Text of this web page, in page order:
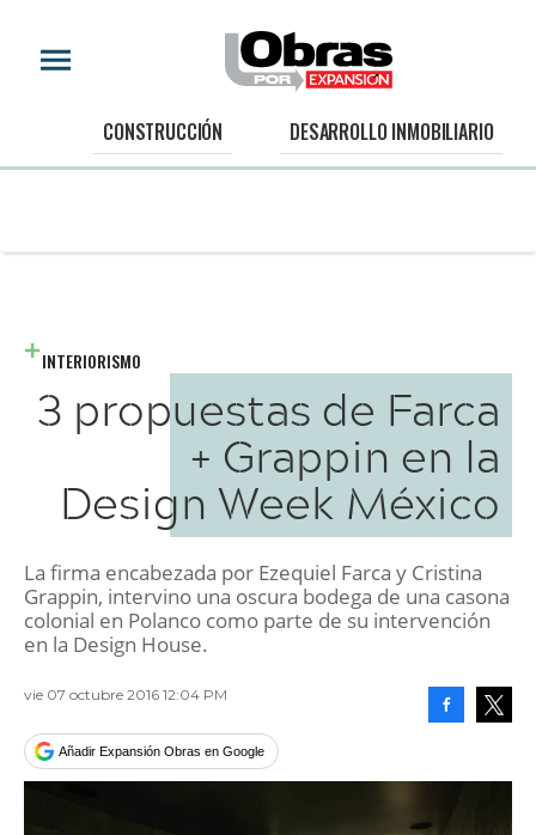
CONSTRUCCIÓN DESARROLLO INMOBILIARIO
INTERIORISMO
3 propuestas de Farca
+ Grappin en la
Design Week México
La firma encabezada por Ezequiel Farca y Cristina
Grappin, intervino una oscura bodega de una casona
colonial en Polanco como parte de su intervención
en la Design House.
vie 07 octubre 2016 12:04 PM
Añadir Expansión Obras en Google